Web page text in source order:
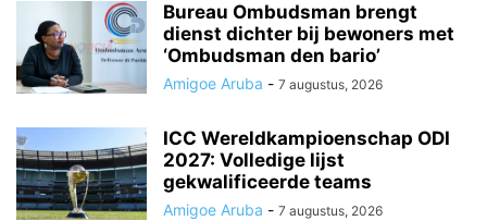
Bureau Ombudsman brengt
dienst dichter bij bewoners met
‘Ombudsman den bario’
Amigoe Aruba - 7 augustus, 2026
ICC Wereldkampioenschap ODI
2027: Volledige lijst
gekwalificeerde teams
Amigoe Aruba - 7 augustus, 2026